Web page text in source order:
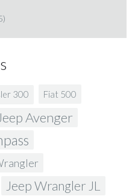
300 Fiat 500
Avenger
Jeep Wrangler JL